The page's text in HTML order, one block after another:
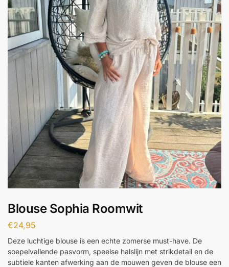
Blouse Sophia Roomwit
€24,95
Deze luchtige blouse is een echte zomerse must-have. De
soepelvallende pasvorm, speelse halslijn met strikdetail en de
subtiele kanten afwerking aan de mouwen geven de blouse een